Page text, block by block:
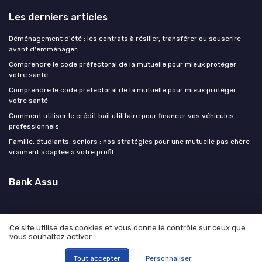
Les derniers articles
Déménagement d'été : les contrats à résilier, transférer ou souscrire
avant d'emménager
Comprendre le code préfectoral de la mutuelle pour mieux protéger
votre santé
Comprendre le code préfectoral de la mutuelle pour mieux protéger
votre santé
Comment utiliser le crédit bail utilitaire pour financer vos véhicules
professionnels
Famille, étudiants, seniors : nos stratégies pour une mutuelle pas chère
vraiment adaptée à votre profil
Bank Assu
Mentions légales
© Bank Assu 2026
Ce site utilise des cookies et vous donne le contrôle sur ceux que
vous souhaitez activer
Tout accepter Personnaliser